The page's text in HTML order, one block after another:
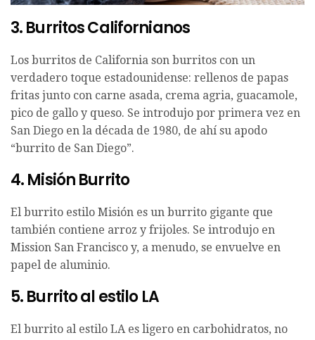
3. Burritos Californianos
Los burritos de California son burritos con un
verdadero toque estadounidense: rellenos de papas
fritas junto con carne asada, crema agria, guacamole,
pico de gallo y queso. Se introdujo por primera vez en
San Diego en la década de 1980, de ahí su apodo
“burrito de San Diego”.
4. Misión Burrito
El burrito estilo Misión es un burrito gigante que
también contiene arroz y frijoles. Se introdujo en
Mission San Francisco y, a menudo, se envuelve en
papel de aluminio.
5. Burrito al estilo LA
El burrito al estilo LA es ligero en carbohidratos, no